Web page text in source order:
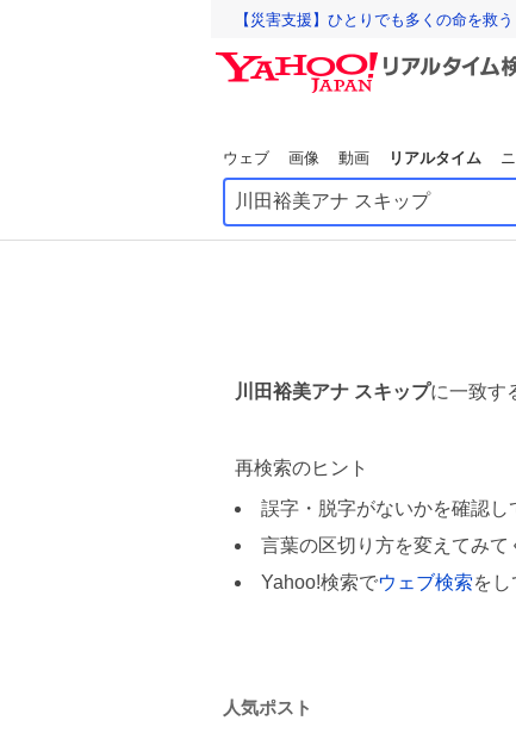
【災害支援】ひとりでも多くの命を救
ウェブ 画像 動画 リアルタイム
川田裕美アナ スキップに一致す
再検索のヒント
誤字・脱字がないかを確認し
言葉の区切り方を変えてみて
Yahoo!検索でウェブ検索をし
人気ポスト